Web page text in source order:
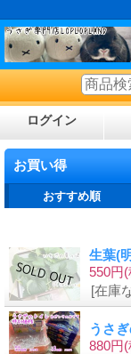
ログイン
お買い得
おすすめ順
生葉(
550円
[在庫
うさ
880円